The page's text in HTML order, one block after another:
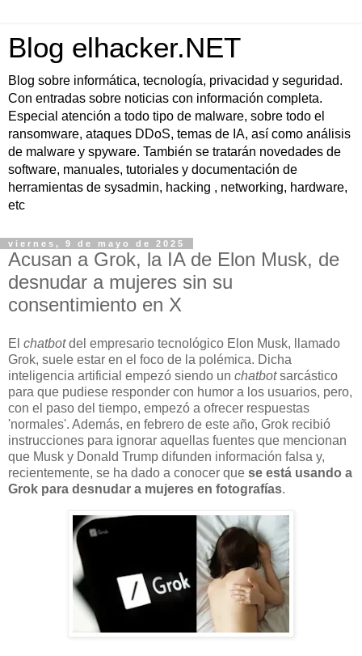
Blog elhacker.NET
Blog sobre informática, tecnología, privacidad y seguridad.
Con entradas sobre noticias con información completa.
Especial atención a todo tipo de malware, sobre todo el
ransomware, ataques DDoS, temas de IA, así como análisis
de malware y spyware. También se tratarán novedades de
software, manuales, tutoriales y documentación de
herramientas de sysadmin, hacking , networking, hardware,
etc
viernes, 9 de mayo de 2025
Acusan a Grok, la IA de Elon Musk, de
desnudar a mujeres sin su
consentimiento en X
El chatbotdel empresario tecnológico Elon Musk, llamado
Grok, suele estar en el foco de la polémica. Dicha
inteligencia artificial empezó siendo un chatbotsarcástico
para que pudiese responder con humor a los usuarios, pero,
con el paso del tiempo, empezó a ofrecer respuestas
'normales'. Además, en febrero de este año, Grok recibió
instrucciones para ignorar aquellas fuentes que mencionan
que Musk y Donald Trump difunden información falsa y,
recientemente, se ha dado a conocer que se está usando a
Grok para desnudar a mujeres en fotografías.